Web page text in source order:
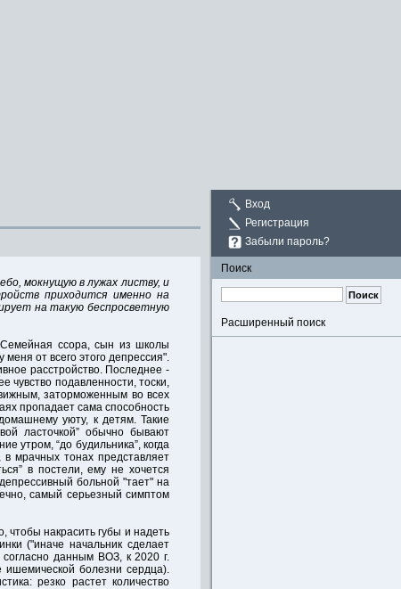
Вход
Регистрация
Забыли пароль?
Поиск
Расширенный поиск
мокнущую в лужах листву, и
приходится именно на
на такую беспросветную
ссора, сын из школы
от всего этого депрессия".
расстройство. Последнее -
чувство подавленности, тоски,
заторможенным во всех
пропадает сама способность
уюту, к детям. Такие
ласточкой” обычно бывают
утром, “до будильника”, когда
мрачных тонах представляет
в постели, ему не хочется
больной "тает" на
самый серьезный симптом
накрасить губы и надеть
("иначе начальник сделает
согласно данным ВОЗ, к 2020 г.
болезни сердца).
резко растет количество